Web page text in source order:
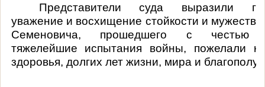
Представители суда выразили
уважение и восхищение стойкости и
Семеновича, прошедшего с честью
тяжелейшие испытания войны, пожелали
здоровья, долгих лет жизни, мира и